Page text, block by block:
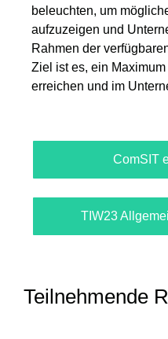
beleuchten, um
aufzuzeigen und
Rahmen der
Ziel ist es, ein
erreichen und im
ComSIT
TIW23
Teilnehmende